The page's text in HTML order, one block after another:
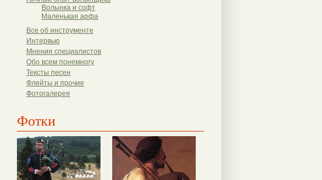
Волынка и софт
Маленькая арфа
Все об инструменте
Интервью
Мнения специалистов
Обо всем понемногу
Тексты песен
Флейты и прочие
Фотогалерея
Фотки